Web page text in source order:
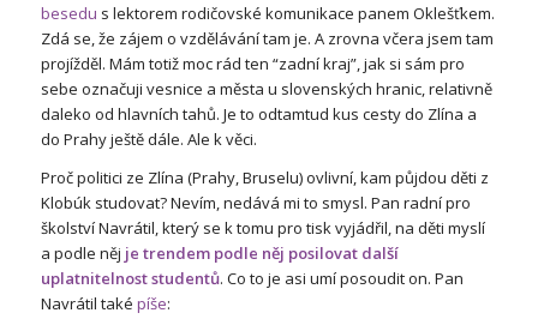
besedu s lektorem rodičovské komunikace panem Oklešťkem.
Zdá se, že zájem o vzdělávání tam je. A zrovna včera jsem tam
projížděl. Mám totiž moc rád ten “zadní kraj”, jak si sám pro
sebe označuji vesnice a města u slovenských hranic, relativně
daleko od hlavních tahů. Je to odtamtud kus cesty do Zlína a
do Prahy ještě dále. Ale k věci.
Proč politici ze Zlína (Prahy, Bruselu) ovlivní, kam půjdou děti z
Klobúk studovat? Nevím, nedává mi to smysl. Pan radní pro
školství Navrátil, který se k tomu pro tisk vyjádřil, na děti myslí
a podle něj je trendem podle něj posilovat další
uplatnitelnost studentů. Co to je asi umí posoudit on. Pan
Navrátil také píše: